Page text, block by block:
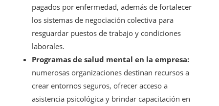
pagados por enfermedad, además de fortalecer
los sistemas de negociación colectiva para
resguardar puestos de trabajo y condiciones
laborales.
Programas de salud mental en la empresa:
numerosas organizaciones destinan recursos a
crear entornos seguros, ofrecer acceso a
asistencia psicológica y brindar capacitación en